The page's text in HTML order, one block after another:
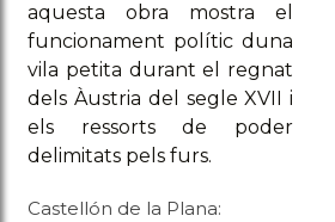
aquesta obra mostra el
funcionament polític duna
vila petita durant el regnat
dels Àustria del segle XVII i
els ressorts de poder
delimitats pels furs.
Castellón de la Plana: